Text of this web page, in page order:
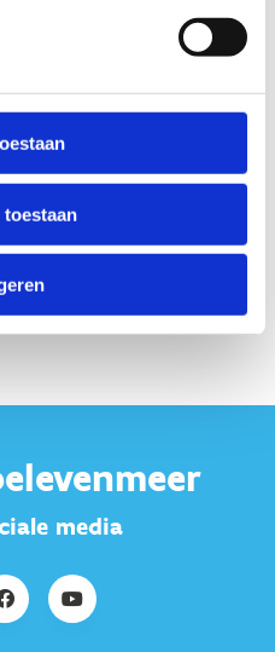
toestaan
deze gegevens op
media